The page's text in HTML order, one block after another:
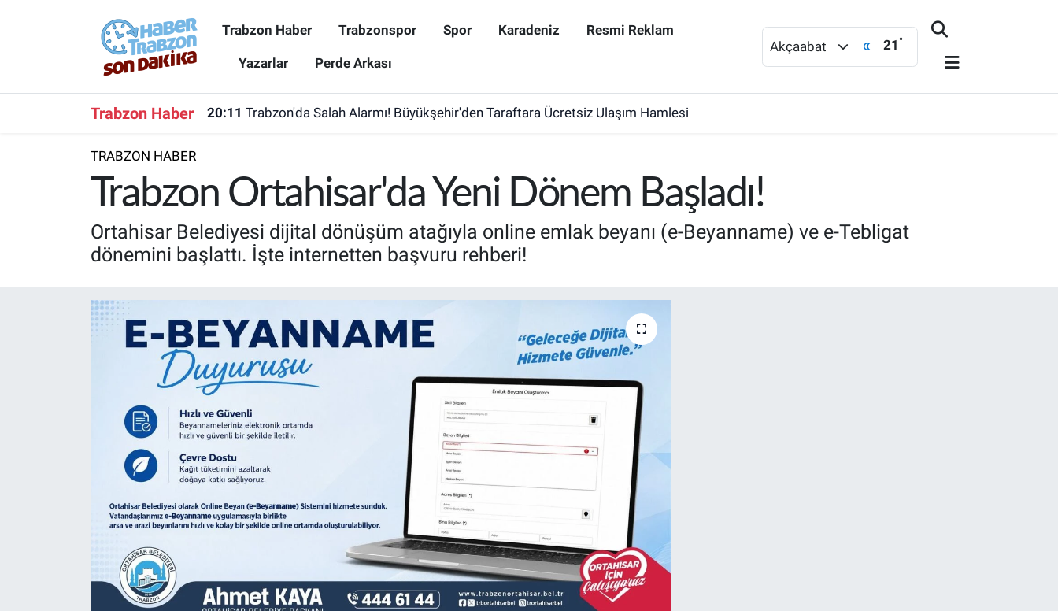
Trabzon Haber Trabzonspor Spor Karadeniz Resmi Reklam
Yazarlar Perde Arkası
Akçaabat 21 °
Trabzon Haber 20:11 Trabzon'da Salah Alarmı! Büyükşehir'den Taraftara Ücretsiz Ulaşım Hamlesi
TRABZON HABER
Trabzon Ortahisar'da Yeni Dönem Başladı!
Ortahisar Belediyesi dijital dönüşüm atağıyla online emlak beyanı (e-Beyanname) ve e-Tebligat
dönemini başlattı. İşte internetten başvuru rehberi!
Trabzon Haber
Karadeniz
Resmi Reklam
Yazarlar
Perde Arkası
Trabzon Nöbetçi Eczaneler
Trabzon Trafik Yoğunluk Haritası
Süper Lig Puan Durumu ve Fikstür
Tüm Manşetler
Son Dakika Haberleri
Haber Arşivi